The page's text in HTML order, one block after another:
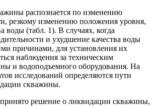
распознается по изменению
резкому изменению положения уровня,
воды (табл. 1). В случаях, когда
и ухудшение качества воды
причинами, для установления их
наблюдения за техническим
и водоподъемного оборудования. На
исследований определяются пути
скважины.
решение о ликвидации скважины,